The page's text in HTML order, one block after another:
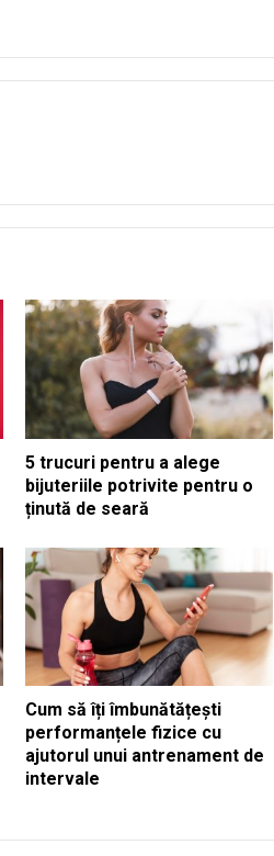
5 trucuri pentru a alege
bijuteriile potrivite pentru o
ținută de seară
Cum să îți îmbunătățești
performanțele fizice cu
ajutorul unui antrenament de
intervale